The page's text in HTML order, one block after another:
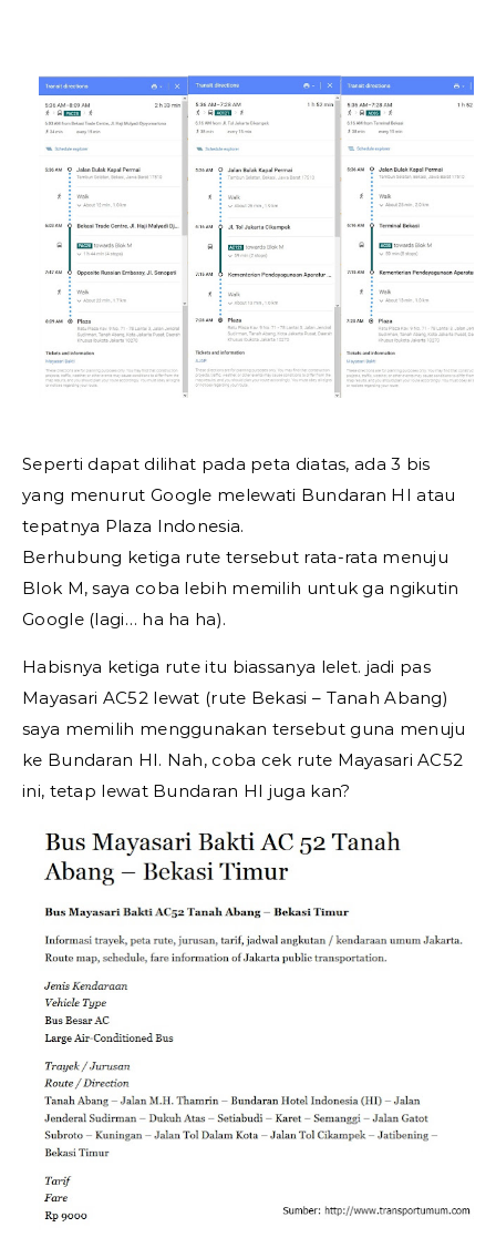
Seperti dapat dilihat pada peta diatas, ada 3 bis
yang menurut Google melewati Bundaran HI atau
tepatnya Plaza Indonesia.
Berhubung ketiga rute tersebut rata-rata menuju
Blok M, saya coba lebih memilih untuk ga ngikutin
Google (lagi… ha ha ha).
Habisnya ketiga rute itu biassanya lelet. jadi pas
Mayasari AC52 lewat (rute Bekasi – Tanah Abang)
saya memilih menggunakan tersebut guna menuju
ke Bundaran HI. Nah, coba cek rute Mayasari AC52
ini, tetap lewat Bundaran HI juga kan?